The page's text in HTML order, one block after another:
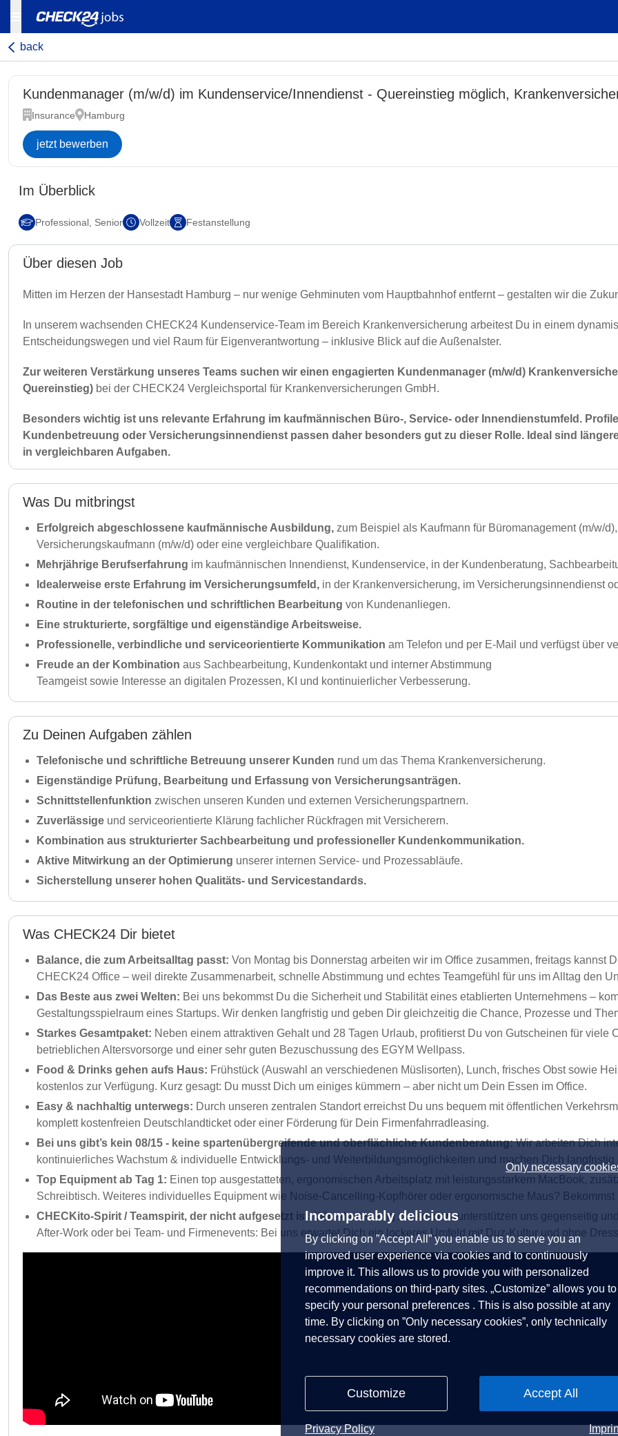
Only necessary
Incomparably delicious
By clicking on ”Accept All” you enable us to serve you an
improved user experience via cookies and to continuously
improve it. This allows us to provide you with personalized
recommendations on third-party sites. „Customize” allows you to
specify your personal preferences . This is also possible at any
time. By clicking on ”Only necessary cookies”, only technically
necessary cookies are stored.
Customize Accept All
Privacy Policy
back
Kundenmanager (m/w/d) im Kundenservice/Innendienst - Quereinstieg möglich,
Insurance Hamburg
jetzt bewerben
Im Überblick
Professional, Senior Vollzeit Festanstellung
Über diesen Job
Mitten im Herzen der Hansestadt Hamburg – nur wenige Gehminuten vom Hauptbahnhof entfernt – gestalten wir die
In unserem wachsenden CHECK24 Kundenservice-Team im Bereich Krankenversicherung arbeitest Du in einem
Entscheidungswegen und viel Raum für Eigenverantwortung – inklusive Blick auf die Außenalster.
Zur weiteren Verstärkung unseres Teams suchen wir einen engagierten Kundenmanager (m/w/d)
Quereinstieg) bei der CHECK24 Vergleichsportal für Krankenversicherungen GmbH.
Besonders wichtig ist uns relevante Erfahrung im kaufmännischen Büro-, Service- oder Innendienstumfeld.
Kundenbetreuung oder Versicherungsinnendienst passen daher besonders gut zu dieser Rolle. Ideal sind
in vergleichbaren Aufgaben.
Was Du mitbringst
Erfolgreich abgeschlossene kaufmännische Ausbildung, zum Beispiel als Kaufmann für Büromanagement (m/w/
Versicherungskaufmann (m/w/d) oder eine vergleichbare Qualifikation.
Mehrjährige Berufserfahrung im kaufmännischen Innendienst, Kundenservice, in der Kundenberatung,
Idealerweise erste Erfahrung im Versicherungsumfeld, in der Krankenversicherung, im Versicherungsinnendienst
Routine in der telefonischen und schriftlichen Bearbeitung von Kundenanliegen.
Eine strukturierte, sorgfältige und eigenständige Arbeitsweise.
Professionelle, verbindliche und serviceorientierte Kommunikation am Telefon und per E-Mail und verfügst über
Freude an der Kombination aus Sachbearbeitung, Kundenkontakt und interner Abstimmung
Teamgeist sowie Interesse an digitalen Prozessen, KI und kontinuierlicher Verbesserung.
Zu Deinen Aufgaben zählen
Telefonische und schriftliche Betreuung unserer Kunden rund um das Thema Krankenversicherung.
Eigenständige Prüfung, Bearbeitung und Erfassung von Versicherungsanträgen.
Schnittstellenfunktion zwischen unseren Kunden und externen Versicherungspartnern.
Zuverlässige und serviceorientierte Klärung fachlicher Rückfragen mit Versicherern.
Kombination aus strukturierter Sachbearbeitung und professioneller Kundenkommunikation.
Aktive Mitwirkung an der Optimierung unserer internen Service- und Prozessabläufe.
Sicherstellung unserer hohen Qualitäts- und Servicestandards.
Was CHECK24 Dir bietet
Balance, die zum Arbeitsalltag passt: Von Montag bis Donnerstag arbeiten wir im Office zusammen, freitags kannst
CHECK24 Office – weil direkte Zusammenarbeit, schnelle Abstimmung und echtes Teamgefühl für uns im Alltag den
Das Beste aus zwei Welten: Bei uns bekommst Du die Sicherheit und Stabilität eines etablierten Unternehmens –
Gestaltungsspielraum eines Startups. Wir denken langfristig und geben Dir gleichzeitig die Chance, Prozesse und
Starkes Gesamtpaket: Neben einem attraktiven Gehalt und 28 Tagen Urlaub, profitierst Du von Gutscheinen für
betrieblichen Altersvorsorge und einer sehr guten Bezuschussung des EGYM Wellpass.
Food & Drinks gehen aufs Haus: Frühstück (Auswahl an verschiedenen Müslisorten), Lunch, frisches Obst sowie
kostenlos zur Verfügung. Kurz gesagt: Du musst Dich um einiges kümmern – aber nicht um Dein Essen im Office.
Easy & nachhaltig unterwegs: Durch unseren zentralen Standort erreichst Du uns bequem mit öffentlichen
komplett kostenfreien Deutschlandticket oder einer Förderung für Dein Firmenfahrradleasing.
Bei uns gibt’s kein 08/15 - keine spartenübergreifende und oberflächliche Kundenberatung:Wir arbeiten Dich
kontinuierliches Wachstum & individuelle Entwicklungs- und Weiterbildungsmöglichkeiten und machen Dich langfristig
Top Equipment ab Tag 1: Einen top ausgestatteten, ergonomischen Arbeitsplatz mit leistungsstarkem MacBook,
Schreibtisch. Weiteres individuelles Equipment wie Noise-Cancelling-Kopfhörer oder ergonomische Maus?
CHECKito-Spirit / Teamspirit, der nicht aufgesetzt ist:Wir arbeiten eng zusammen, unterstützen uns gegenseitig
After-Work oder bei Team- und Firmenevents: Bei uns erwartet Dich ein lockeres Umfeld mit Duz-Kultur und ohne